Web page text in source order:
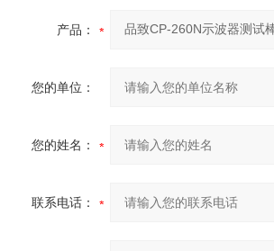
产品：
您的单位：
您的姓名：
联系电话：